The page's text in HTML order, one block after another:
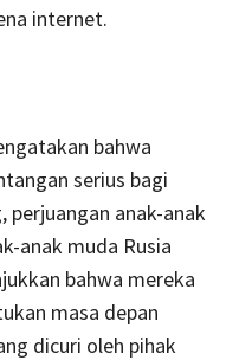
internet.
bahwa
serius bagi
perjuangan anak-anak
anak muda Rusia
bahwa mereka
masa depan
dicuri oleh pihak